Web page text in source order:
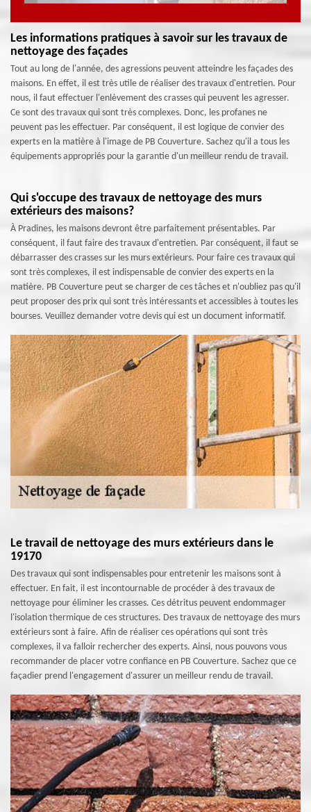
Les informations pratiques à savoir sur les travaux de
nettoyage des façades
Tout au long de l'année, des agressions peuvent atteindre les façades des
maisons. En effet, il est très utile de réaliser des travaux d'entretien. Pour
nous, il faut effectuer l'enlèvement des crasses qui peuvent les agresser.
Ce sont des travaux qui sont très complexes. Donc, les profanes ne
peuvent pas les effectuer. Par conséquent, il est logique de convier des
experts en la matière à l'image de PB Couverture. Sachez qu'il a tous les
équipements appropriés pour la garantie d'un meilleur rendu de travail.
Qui s'occupe des travaux de nettoyage des murs
extérieurs des maisons?
À Pradines, les maisons devront être parfaitement présentables. Par
conséquent, il faut faire des travaux d'entretien. Par conséquent, il faut se
débarrasser des crasses sur les murs extérieurs. Pour faire ces travaux qui
sont très complexes, il est indispensable de convier des experts en la
matière. PB Couverture peut se charger de ces tâches et n'oubliez pas qu'il
peut proposer des prix qui sont très intéressants et accessibles à toutes les
bourses. Veuillez demander votre devis qui est un document informatif.
Le travail de nettoyage des murs extérieurs dans le
19170
Des travaux qui sont indispensables pour entretenir les maisons sont à
effectuer. En fait, il est incontournable de procéder à des travaux de
nettoyage pour éliminer les crasses. Ces détritus peuvent endommager
l'isolation thermique de ces structures. Des travaux de nettoyage des murs
extérieurs sont à faire. Afin de réaliser ces opérations qui sont très
complexes, il va falloir rechercher des experts. Ainsi, nous pouvons vous
recommander de placer votre confiance en PB Couverture. Sachez que ce
façadier prend l'engagement d'assurer un meilleur rendu de travail.